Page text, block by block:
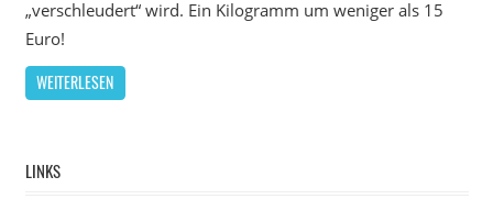
„verschleudert“ wird. Ein Kilogramm um weniger als 15
Euro!
WEITERLESEN
LINKS